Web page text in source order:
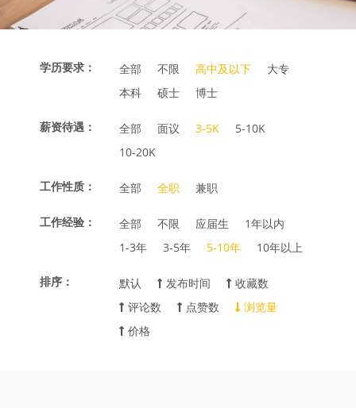
学历要求： 全部 不限 高中及以下
大专
本科
硕士 博士
薪资待遇： 全部 面议 3-5K
5-10K
10-20K
工作性质： 全部 全职 兼职
工作经验： 全部 不限 应届生
1年以内
1-3年
3-5年 5-10年 10年以上
排序： 默认 发布时间
收藏数
评论数
点赞数
浏览量
价格